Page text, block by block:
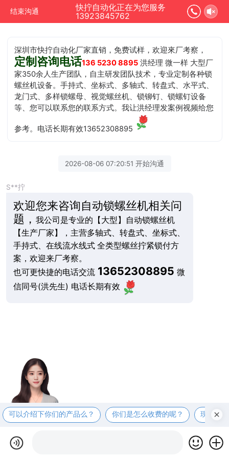
结束沟通
快拧自动化正在为您服务
13923845762
深圳市快拧自动化厂家直销，免费试样，欢迎來厂考察，
定制咨询电话136 5230 8895 洪经理 微一样 大型厂
家350余人生产团队，自主研发团队技术，专业定制各种锁
螺丝机设备。手持式、坐标式、多轴式、转盘式、水平式、
龙门式、多样锁螺母、视觉螺丝机、锁铆钉、锁螺钉设备
等、您可以联系您的联系方式。我让洪经理发案例视频给您
参考。电话长期有效13652308895
2026-08-06 07:20:51 开始沟通
S**拧
欢迎您来咨询自动锁螺丝机相关问
题， 我公司是专业的【大型】自动锁螺丝机
【生产厂家】，主营多轴式、转盘式、坐标式、
手持式、在线流水线式 全类型螺丝拧紧锁付方
案，欢迎来厂考察。
也可更快捷的电话交流 13652308895 微
信同号(洪先生) 电话长期有效
可以介绍下你们的产品么？ 你们是怎么收费的呢？ 现在有